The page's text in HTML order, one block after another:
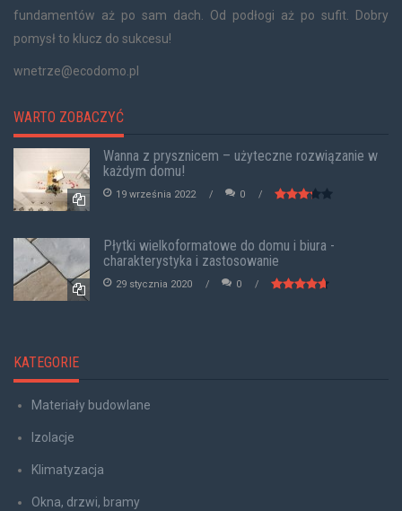
fundamentów aż po sam dach. Od podłogi aż po sufit. Dobry
pomysł to klucz do sukcesu!
wnetrze@ecodomo.pl
WARTO ZOBACZYĆ
Wanna z prysznicem – użyteczne rozwiązanie w
każdym domu!
19 września 2022 0
Płytki wielkoformatowe do domu i biura -
charakterystyka i zastosowanie
29 stycznia 2020 0
KATEGORIE
Materiały budowlane
Izolacje
Klimatyzacja
Okna, drzwi, bramy